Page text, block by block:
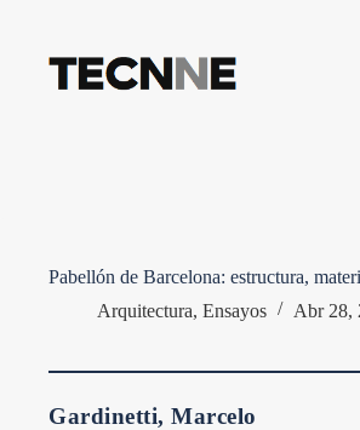
contenido
Pabellón de Barcelona: estructura,
Arquitectura, Ensayos Abr 28,
Gardinetti, Marcelo